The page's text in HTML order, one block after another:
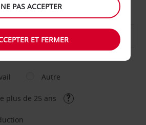
DATE DE RETOUR
Autre
plus de 25 ans
NE PAS ACCEPTER
ET FERMER